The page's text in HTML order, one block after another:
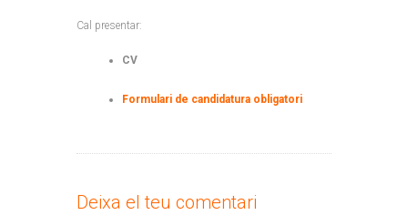
Cal presentar:
CV
Formulari de candidatura obligatori
Deixa el teu comentari